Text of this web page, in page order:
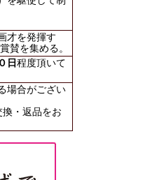
才を発揮す
賛を集める。
日 程度頂いて
場合がござい
換・返品をお